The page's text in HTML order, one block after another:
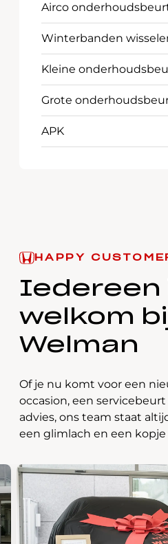
Airco
Winterbanden
Kleine
Grote
APK
HAPPY
Iedereen
welkom
Welman
Of je nu komt voor een
occasion, een
advies, ons team staat
een glimlach en een kopje